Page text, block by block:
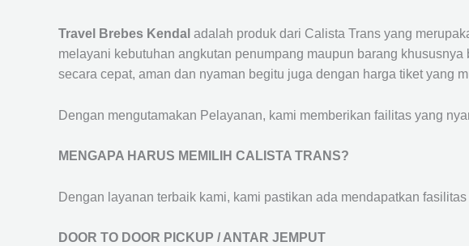
Travel Brebes Kendal adalah produk dari Calista Trans yang
melayani kebutuhan angkutan penumpang maupun barang
secara cepat, aman dan nyaman begitu juga dengan harga tiket yang
Dengan mengutamakan Pelayanan, kami memberikan failitas yang
MENGAPA HARUS MEMILIH CALISTA TRANS?
Dengan layanan terbaik kami, kami pastikan ada mendapatkan
DOOR TO DOOR PICKUP / ANTAR JEMPUT